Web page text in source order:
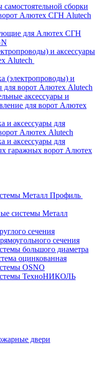
сборки
Алютех СГН Alutech
для Алютех СГН
и аксессуары
Alutech
(электропроводы) и
для ворот Алютех Alutech
аксессуары и
для ворот Алютех
и аксессуары для
Алютех Alutech
и аксессуары для
гаражных ворот Алютех
Металл Профиль
системы Металл
сечения
сечения
большого диаметра
оцинкованная
OSNO
ТехноНИКОЛЬ
двери